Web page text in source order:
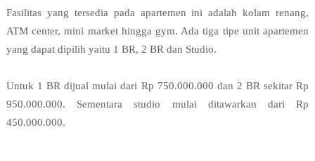
Fasilitas yang tersedia pada apartemen ini adalah kolam renang,
ATM center, mini market hingga gym. Ada tiga tipe unit apartemen
yang dapat dipilih yaitu 1 BR, 2 BR dan Studio.
Untuk 1 BR dijual mulai dari Rp 750.000.000 dan 2 BR sekitar Rp
950.000.000. Sementara studio mulai ditawarkan dari Rp
450.000.000.